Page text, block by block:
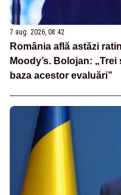
7 aug. 2026, 08:42
România află astăzi
Moody’s. Bolojan:
baza acestor evaluări”